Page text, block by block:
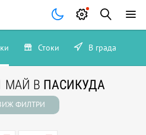
Стоки В града
МАЙ В ПАСИКУДА
ФИЛТРИ